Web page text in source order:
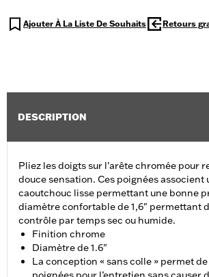
Ajouter À La Liste De Souhaits Retours
DESCRIPTION
Pliez les doigts sur l'arête chromée pour
douce sensation. Ces poignées associent
caoutchouc lisse permettant une bonne
diamètre confortable de 1,6" permettant
contrôle par temps sec ou humide.
Finition chrome
Diamètre de 1.6"
La conception « sans colle » permet